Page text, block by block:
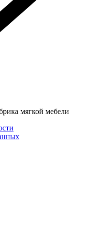
мягкой мебели